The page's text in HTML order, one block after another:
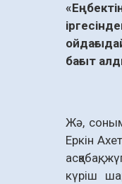
«
бағыт
Жә,
Еркін
асқабақ,
күріш